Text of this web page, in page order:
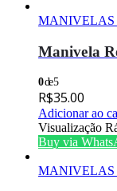
MANIVELAS
Manivela
0de 5
R$35.00
Adicionar ao
Visualização
Buy via
MANIVELAS